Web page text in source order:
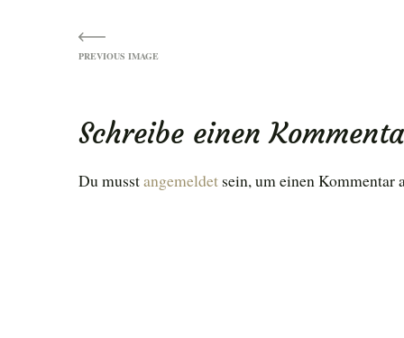
Image
Schreibe einen
Du musstangemeldet sein, um einen Kommentar